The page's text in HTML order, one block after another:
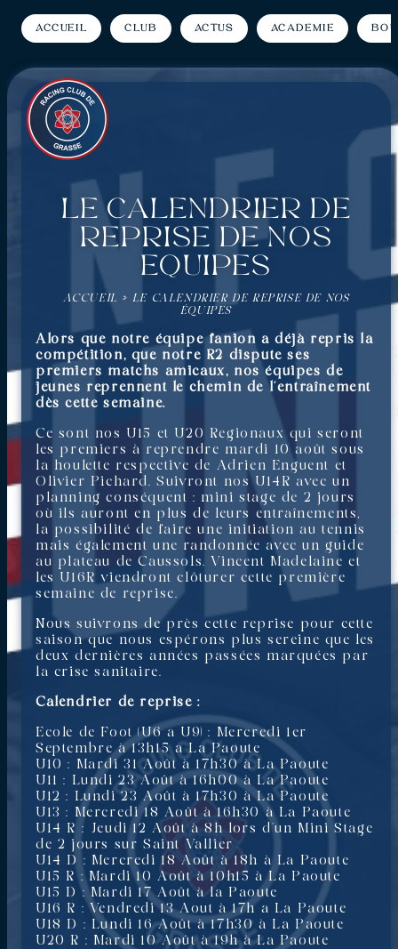
Accueil Club Actus Académie
Le calendrier de
reprise de nos
équipes
ACCUEIL » LE CALENDRIER DE REPRISE DE NOS
ÉQUIPES
Alors que notre équipe fanion a déjà repris la
compétition, que notre R2 dispute ses
premiers matchs amicaux, nos équipes de
jeunes reprennent le chemin de l’entraînement
dès cette semaine.
Ce sont nos U15 et U20 Regionaux qui seront
les premiers à reprendre mardi 10 août sous
la houlette respective de Adrien Enguent et
Olivier Pichard. Suivront nos U14R avec un
planning conséquent : mini stage de 2 jours
où ils auront en plus de leurs entraînements,
la possibilité de faire une initiation au tennis
mais également une randonnée avec un guide
au plateau de Caussols. Vincent Madelaine et
les U16R viendront clôturer cette première
semaine de reprise.
Nous suivrons de près cette reprise pour cette
saison que nous espérons plus sereine que les
deux dernières années passées marquées par
la crise sanitaire.
Calendrier de reprise :
Ecole de Foot (U6 a U9) : Mercredi 1er
Septembre à 13h15 a La Paoute
U10 : Mardi 31 Août à 17h30 à La Paoute
U11 : Lundi 23 Août à 16h00 à La Paoute
U12 : Lundi 23 Août à 17h30 à La Paoute
U13 : Mercredi 18 Août à 16h30 à La Paoute
U14 R : Jeudi 12 Août à 8h lors d’un Mini Stage
de 2 jours sur Saint Vallier
U14 D : Mercredi 18 Août à 18h à La Paoute
U15 R : Mardi 10 Août à 10h15 à La Paoute
U15 D : Mardi 17 Août à la Paoute
U16 R : Vendredi 13 Aout à 17h a La Paoute
U18 D : Lundi 16 Août à 17h30 à La Paoute
U20 R : Mardi 10 Août à 19h à La Paoute